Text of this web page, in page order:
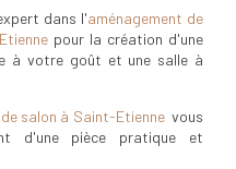
dans l'aménagement de
pour la création d'une
à votre goût et une salle à
salon à Saint-Etiennevous
d'une pièce pratique et